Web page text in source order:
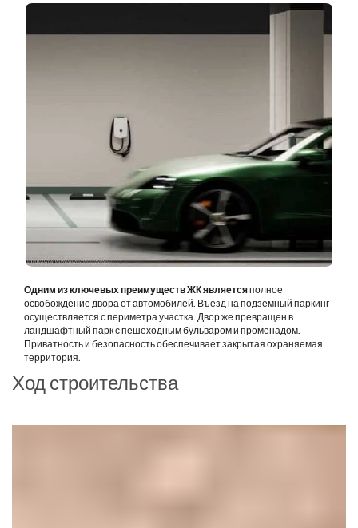
Одним из ключевых преимуществ ЖК являетсяполное
освобождение двора от автомобилей. Въезд на подземный паркинг
осуществляется с периметра участка. Двор же превращен в
ландшафтный парк с пешеходным бульваром и променадом.
Приватность и безопасность обеспечивает закрытая охраняемая
территория.
Ход строительства